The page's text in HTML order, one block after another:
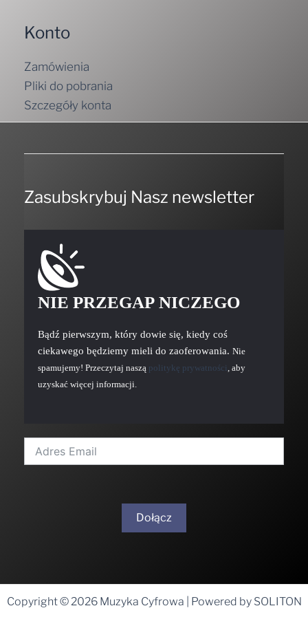
Konto
Zamówienia
Pliki do pobrania
Szczegóły konta
Zasubskrybuj Nasz newsletter
NIE PRZEGAP NICZEGO
Bądź pierwszym, który dowie się, kiedy coś
ciekawego będziemy mieli do zaoferowania. Nie
spamujemy! Przeczytaj naszą politykę prywatności , aby
uzyskać więcej informacji.
Dołącz
Copyright © 2026 Muzyka Cyfrowa | Powered by SOLITON